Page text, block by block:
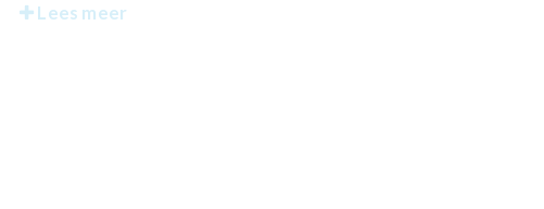
Lees meer